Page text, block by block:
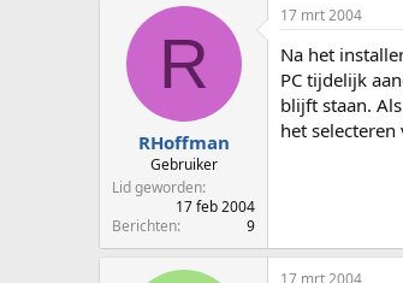
r
e
r
d
u
R
RHoffman
Gebruiker
Lid geworden
17 feb 2004
Berichten
9
17 mrt 2004
Na het
PC tijdelijk
blijft staan.
het selecteren